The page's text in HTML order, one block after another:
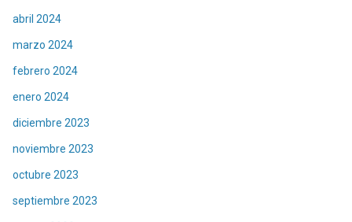
abril 2024
marzo 2024
febrero 2024
enero 2024
diciembre 2023
noviembre 2023
octubre 2023
septiembre 2023